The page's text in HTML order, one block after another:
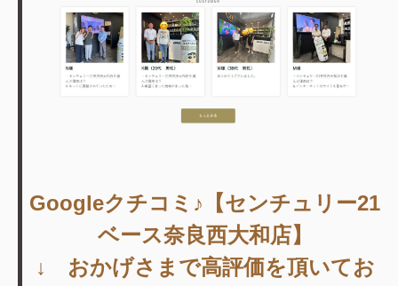
Googleクチコミ♪【センチュリー21
ベース奈良西大和店】
↓ おかげさまで高評価を頂いてお